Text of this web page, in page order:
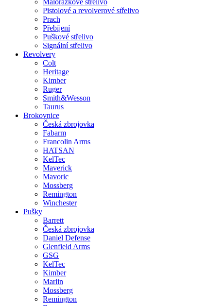
Malorážkové střelivo
Pistolové a revolverové střelivo
Prach
Přebíjení
Puškové střelivo
Signální střelivo
Revolvery
Colt
Heritage
Kimber
Ruger
Smith&Wesson
Taurus
Brokovnice
Česká zbrojovka
Fabarm
Francolin Arms
HATSAN
KelTec
Maverick
Mavoric
Mossberg
Remington
Winchester
Pušky
Barrett
Česká zbrojovka
Daniel Defense
Glenfield Arms
GSG
KelTec
Kimber
Marlin
Mossberg
Remington